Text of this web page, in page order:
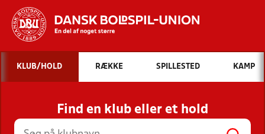
Hvad vil du søge efter?
INDHOLD OG NYHEDER
STILLINGER, RESULTATER, KLUBBER OG
HOLD
KLUB/HOLD RÆKKE SPILLESTED KAMP
Find en klub eller et hold